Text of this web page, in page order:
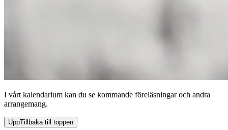
I vårt kalendarium kan du se kommande föreläsningar och andra
arrangemang.
UppTillbaka till toppen